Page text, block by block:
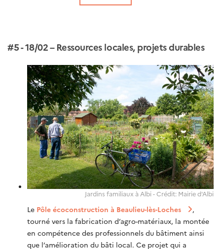
#5 - 18/02 – Ressources locales, projets durables
Jardins familiaux à Albi - Crédit: Mairie d'Albi
Le Pôle écoconstruction à Beaulieu-lès-Loches
,
tourné vers la fabrication d’agro-matériaux, la montée
en compétence des professionnels du bâtiment ainsi
que l’amélioration du bâti local. Ce projet qui a